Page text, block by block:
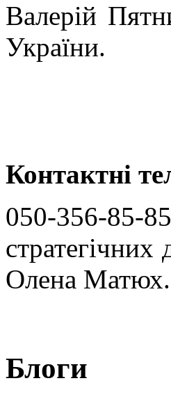
Валерій
України.
Контактні
050-356-85-85
Олена Матюх.
Блоги